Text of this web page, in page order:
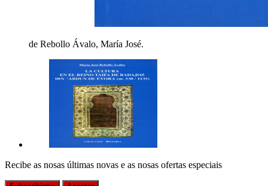
de Rebollo Ávalo, María José.
Recibe as nosas últimas novas e as nosas ofertas especiais